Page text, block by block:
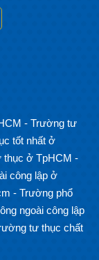
- Trường tư
tốt nhất ở
thục ở TpHCM -
công lập ở
- Trường phổ
ngoài công lập
tư thục chất